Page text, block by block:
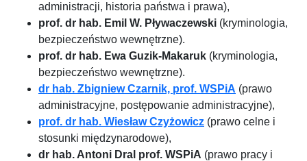
administracji, historia państwa i prawa),
prof. dr hab. Emil W. Pływaczewski (kryminologia,
bezpieczeństwo wewnętrzne).
prof. dr hab. Ewa Guzik-Makaruk (kryminologia,
bezpieczeństwo wewnętrzne).
dr hab. Zbigniew Czarnik, prof. WSPiA (prawo
administracyjne, postępowanie administracyjne),
prof. dr hab. Wiesław Czyżowicz (prawo celne i
stosunki międzynarodowe),
dr hab. Antoni Dral prof. WSPiA (prawo pracy i